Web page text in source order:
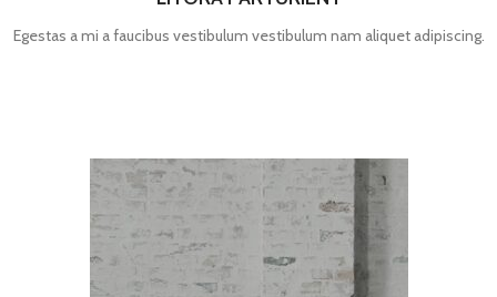
Egestas a mi a faucibus vestibulum vestibulum nam aliquet adipiscing.